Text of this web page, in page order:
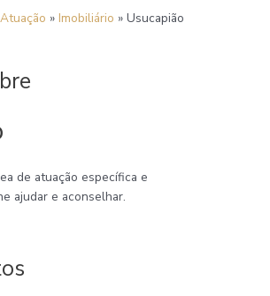
Atuação » Imobiliário » Usucapião
de atuação específica e
ajudar e aconselhar.